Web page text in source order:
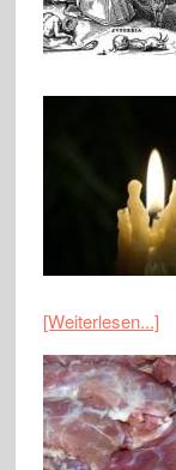
[Weiterlesen...]